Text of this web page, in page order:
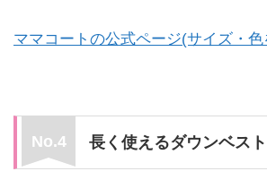
ママコートの公式ページ(サイズ・
長く使えるダウンベスト